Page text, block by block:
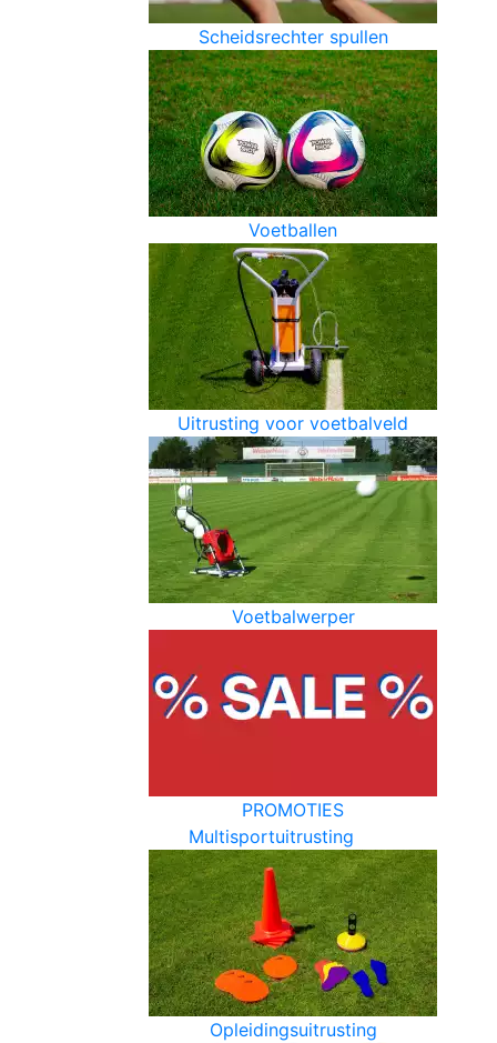
Scheidsrechter spullen
Voetballen
Uitrusting voor voetbalveld
Voetbalwerper
PROMOTIES
Multisportuitrusting
Opleidingsuitrusting